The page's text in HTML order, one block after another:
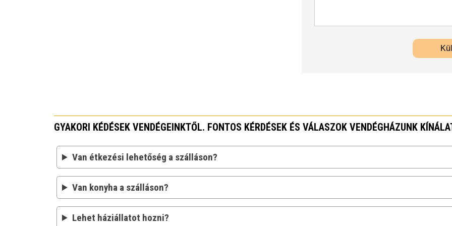
GYAKORI KÉDÉSEK VENDÉGEINKTŐL. FONTOS KÉRDÉSEK ÉS VÁLASZOK VENDÉGHÁZUNK
Van étkezési lehetőség a szálláson?
Van konyha a szálláson?
Lehet háziállatot hozni?